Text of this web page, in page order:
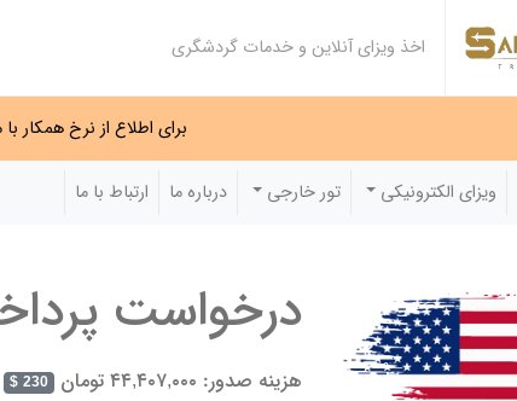
اخذ ویزای آنلاین و خدمات گردشگری
برای اطلاع از نرخ همکار
ویزای الکترونیکی تور خارجی درباره ما ارتباط با ما
درخواست
هزینه صدور: ۴۴,۴۰۷,۰۰۰ تومان 230 $